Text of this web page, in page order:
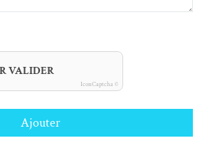
VALIDER
IconCaptcha ©
Ajouter